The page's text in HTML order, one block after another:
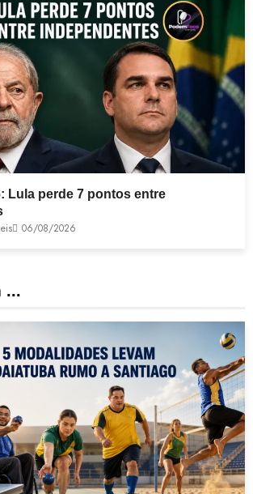
Lula perde 7 pontos entre
06/08/2026
...